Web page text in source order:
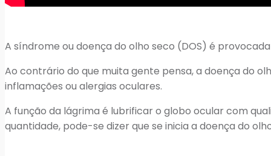
A síndrome ou doença do olho seco (DOS) é
Ao contrário do que muita gente pensa, a doença do
inflamações ou alergias oculares.
A função da lágrima é lubrificar o globo ocular com
quantidade, pode-se dizer que se inicia a doença do